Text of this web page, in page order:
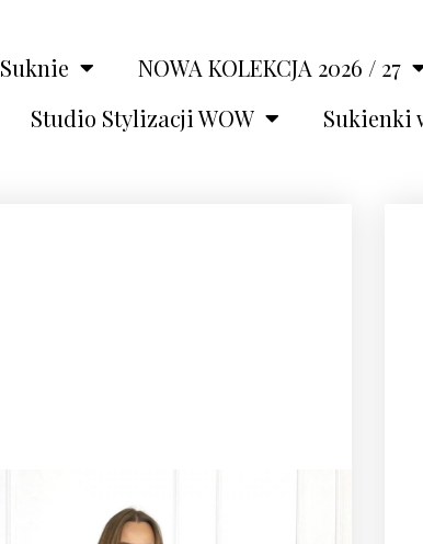
Suknie NOWA KOLEKCJA 2026 / 27
Studio Stylizacji WOW
Sukienki